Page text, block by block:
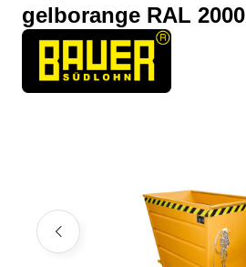
gelborange RAL 2000